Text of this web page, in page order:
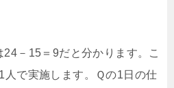
－15＝9だと分かります。こ
人で実施します。Ｑの1日の仕